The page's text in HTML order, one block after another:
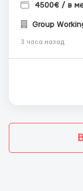
4500€ / в
Group
3 часа назад